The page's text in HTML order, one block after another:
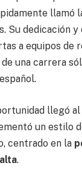
llamó
Su dedicación
a equipos de
una carrera
llegó
un estilo
centrado en la
.